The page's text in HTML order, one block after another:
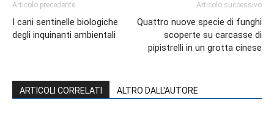
Articolo precedente
I cani sentinelle biologiche
degli inquinanti ambientali
Articolo successivo
Quattro nuove specie di funghi
scoperte su carcasse di
pipistrelli in un grotta cinese
ARTICOLI CORRELATI ALTRO DALL'AUTORE